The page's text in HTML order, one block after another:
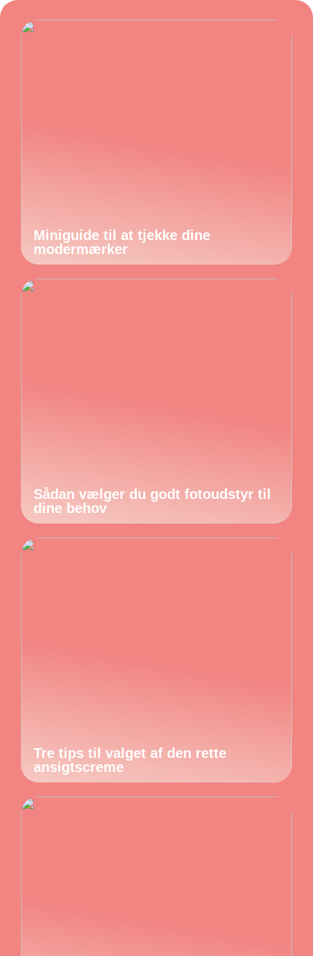
Miniguide til at tjekke dine
modermærker
Sådan vælger du godt fotoudstyr til
dine behov
Tre tips til valget af den rette
ansigtscreme